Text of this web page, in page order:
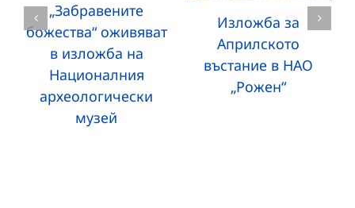
„Забравените
божества“ оживяват
в изложба на
Националния
археологически
музей
Изложба за
Априлското
въстание в НАО
„Рожен“